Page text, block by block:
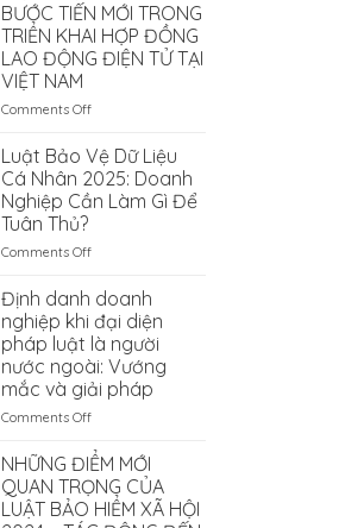
BƯỚC TIẾN MỚI TRONG
TRIỂN KHAI HỢP ĐỒNG
LAO ĐỘNG ĐIỆN TỬ TẠI
VIỆT NAM
Comments Offon
TƯ
08/2026/TT-
BNV:
BƯỚC
MỚI
TRIỂN
KHAI
HỢP
ĐỒNG
LAO
ĐỘNG
ĐIỆN
TẠI
VIỆT
NAM
Luật Bảo Vệ Dữ Liệu
Cá Nhân 2025: Doanh
Nghiệp Cần Làm Gì Để
Tuân Thủ?
Comments Offon
Bảo
Vệ
Dữ
Liệu
Cá
Nhân
2025:
Nghiệp
Cần
Làm
Gì
Định danh doanh
nghiệp khi đại diện
pháp luật là người
nước ngoài: Vướng
mắc và giải pháp
Comments Offon
danh
doanh
nghiệp
khi
NHỮNG ĐIỂM MỚI
QUAN TRỌNG CỦA
LUẬT BẢO HIỂM XÃ HỘI